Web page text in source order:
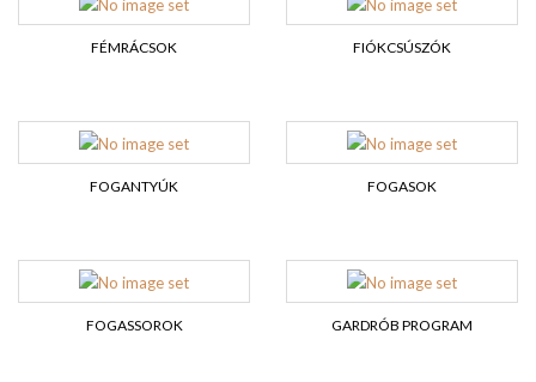
FÉMRÁCSOK FIÓKCSÚSZÓK
FOGANTYÚK FOGASOK
FOGASSOROK GARDRÓB PROGRAM